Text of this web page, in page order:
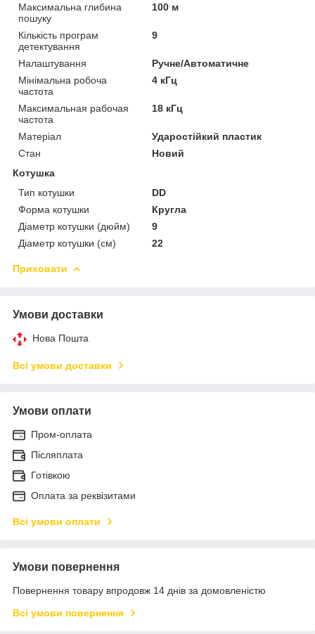
Максимальна глибина
пошуку
100 м
Кількість програм
детектування
9
Налаштування
Ручне/Автоматичне
Мінімальна робоча
частота
4 кГц
Максимальная рабочая
частота
18 кГц
Матеріал
Ударостійкий пластик
Стан
Новий
Котушка
Тип котушки
DD
Форма котушки
Кругла
Діаметр котушки (дюйм)
9
Діаметр котушки (см)
22
Приховати
Умови доставки
Нова Пошта
Всі умови доставки
Умови оплати
Пром-оплата
Післяплата
Готівкою
Оплата за реквізитами
Всі умови оплати
Умови повернення
Повернення товару впродовж 14 днів за домовленістю
Всі умови повернення